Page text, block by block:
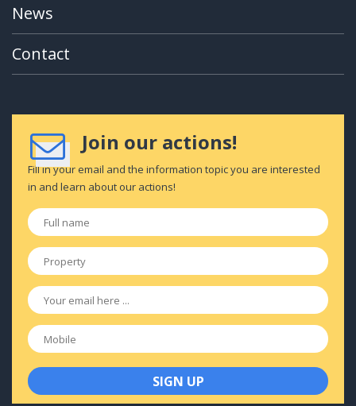
News
Contact
Join our actions!
Fill in your email and the information topic you are interested
in and learn about our actions!
Full
name
*
Property
Email
Mobile